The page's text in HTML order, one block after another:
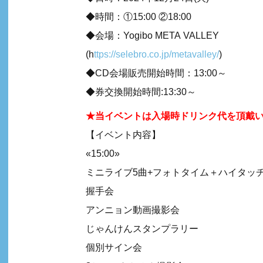
◆時間：①15:00 ②18:00
◆会場：Yogibo META VALLEY
(https://selebro.co.jp/metavalley/)
◆CD会場販売開始時間：13:00～
◆券交換開始時間:13:30～
★当イベントは入場時ドリンク代を頂戴い
【イベント内容】
«15:00»
ミニライブ5曲+フォトタイム＋ハイタッ
握手会
アンニョン動画撮影会
じゃんけんスタンプラリー
個別サイン会